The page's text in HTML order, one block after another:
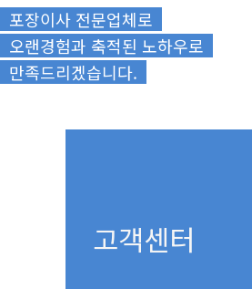
너
뛰
기
포장이사 전문업체로
오랜경험과 축적된 노하우로
만족드리겠습니다.
고객센터